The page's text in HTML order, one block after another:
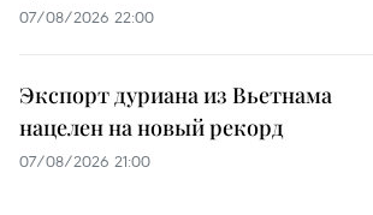
07/08/2026 22:00
Экспорт дуриана из Вьетнама
нацелен на новый рекорд
07/08/2026 21:00